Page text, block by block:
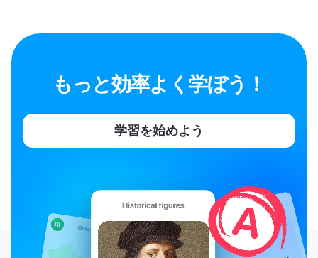
もっと効率よく学ぼう！
学習を始めよう